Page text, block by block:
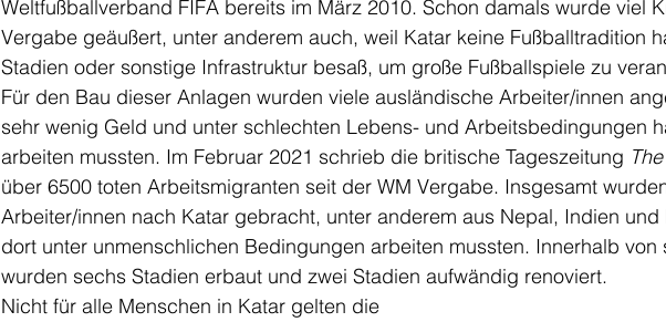
Weltfußballverband FIFA bereits im März 2010. Schon damals wurde viel
Vergabe geäußert, unter anderem auch, weil Katar keine Fußballtradition
Stadien oder sonstige Infrastruktur besaß, um große Fußballspiele zu
Für den Bau dieser Anlagen wurden viele ausländische Arbeiter/innen
sehr wenig Geld und unter schlechten Lebens- und Arbeitsbedingungen
arbeiten mussten. Im Februar 2021 schrieb die britische Tageszeitung
über 6500 toten Arbeitsmigranten seit der WM Vergabe. Insgesamt
Arbeiter/innen nach Katar gebracht, unter anderem aus Nepal, Indien und
dort unter unmenschlichen Bedingungen arbeiten mussten. Innerhalb von
wurden sechs Stadien erbaut und zwei Stadien aufwändig renoviert.
Nicht für alle Menschen in Katar gelten die